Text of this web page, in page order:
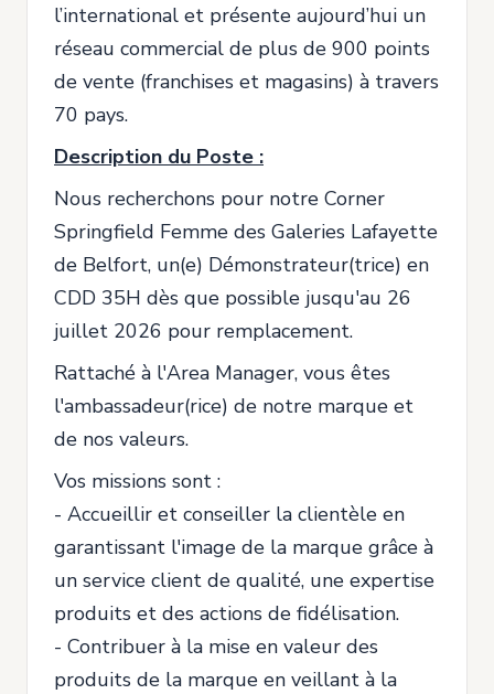
l’international et présente aujourd’hui un
réseau commercial de plus de 900 points
de vente (franchises et magasins) à travers
70 pays.
Description du Poste :
Nous recherchons pour notre Corner
Springfield Femme des Galeries Lafayette
de Belfort, un(e) Démonstrateur(trice) en
CDD 35H dès que possible jusqu'au 26
juillet 2026 pour remplacement.
Rattaché à l'Area Manager, vous êtes
l'ambassadeur(rice) de notre marque et
de nos valeurs.
Vos missions sont :
- Accueillir et conseiller la clientèle en
garantissant l'image de la marque grâce à
un service client de qualité, une expertise
produits et des actions de fidélisation.
- Contribuer à la mise en valeur des
produits de la marque en veillant à la